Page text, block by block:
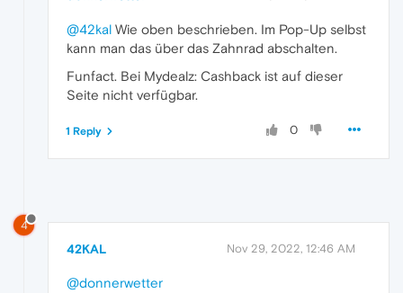
@42kal Wie oben beschrieben. Im Pop-Up selbst
kann man das über das Zahnrad abschalten.
Funfact. Bei Mydealz: Cashback ist auf dieser
Seite nicht verfügbar.
0
1 Reply
4
42KAL Nov 29, 2022, 12:46 AM
@donnerwetter